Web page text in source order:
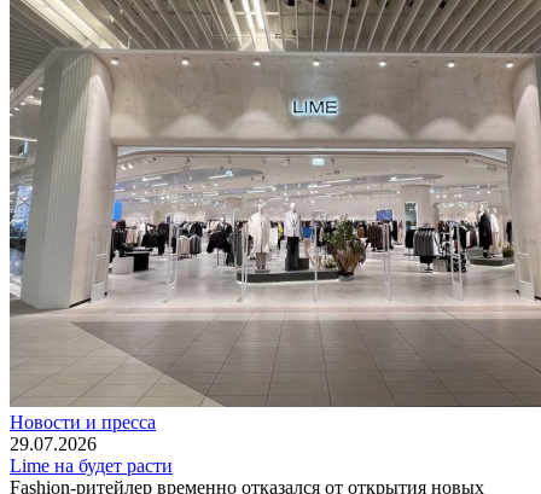
Новости и пресса
29.07.2026
Lime на будет расти
Fashion-ритейлер временно отказался от открытия новых